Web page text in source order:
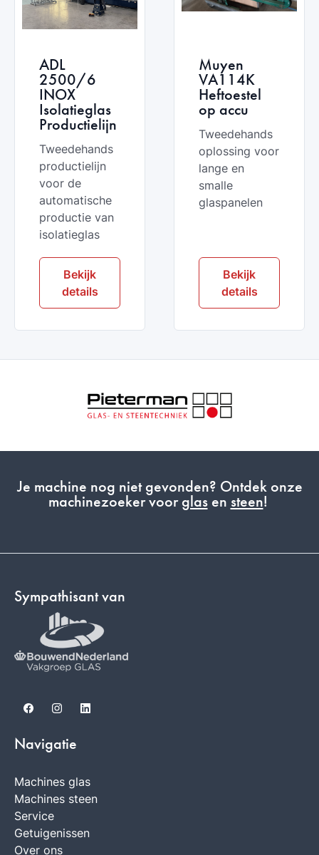
ADL
2500/6
INOX
Isolatieglas
Productielijn
Tweedehands
productielijn
voor de
automatische
productie van
isolatieglas
Bekijk
details
Muyen
VA114K
Heftoestel
op accu
Tweedehands
oplossing voor
lange en
smalle
glaspanelen
Bekijk
details
Je machine nog niet gevonden? Ontdek onze
machinezoeker voorglasen steen!
Sympathisant van
Facebook
InstagramLinkedIn
Navigatie
Machines glas
Machines steen
Service
Getuigenissen
Over ons